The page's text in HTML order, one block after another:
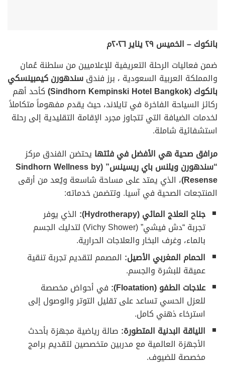
بانكوك – الخميس ٢٩ يناير ٢٠٢٦م
ضمن فعاليات الرحلة التعريفية للإعلاميين من سلطنة عُمان
والمملكة العربية السعودية ، برز فندقسندهورن كيمبينسكي
بانكوك (Sindhorn Kempinski Hotel Bangkok)
كأحد أهم
ركائز السياحة الفاخرة في تايلاند، حيث يقدم مفهوماً متكاملاً
لخدمات الضيافة التي تتجاوز مجرد الإقامة التقليدية إلى رحلة
استشفائية شاملة.
مرافق صحية هي الأفضل في فئتها يحتضن الفندق مركز
“سندهورن ويلنس باي ريسينس” (Sindhorn Wellness by
Resense) ، الذي يمتد على مساحة شاسعة ويُعد من أرقى
المنتجعات الصحية في آسيا. وتتضمن خدماته:
جناح العلاج المائي (Hydrotherapy):
الذي يوفر
تجربة “دش فيشي” (Vichy Shower) لتدليك الجسم
بالماء، وغرف البخار والعلاجات الحرارية.
الحمام المغربي الأصيل: المصمم لتقديم تجربة تنقية
عميقة للبشرة والجسم.
علاجات الطفو (Floatation):
في أحواض مخصصة
للعزل الحسي تساعد على تقليل التوتر والوصول إلى
استرخاء ذهني كامل.
اللياقة البدنية المتطورة: صالة رياضية مجهزة بأحدث
الأجهزة العالمية مع مدربين متخصصين لتقديم برامج
مخصصة للضيوف.